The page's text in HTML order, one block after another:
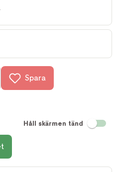
Spara
Håll skärmen tänd